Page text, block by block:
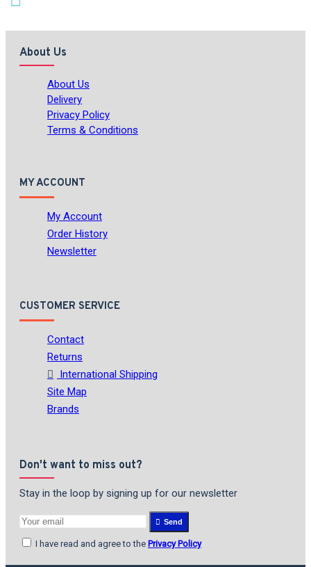
About Us
About Us
Delivery
Privacy Policy
Terms & Conditions
MY ACCOUNT
My Account
Order History
Newsletter
CUSTOMER SERVICE
Contact
Returns
International Shipping
Site Map
Brands
Don't want to miss out?
Stay in the loop by signing up for our newsletter
Send
I have read and agree to the Privacy Policy